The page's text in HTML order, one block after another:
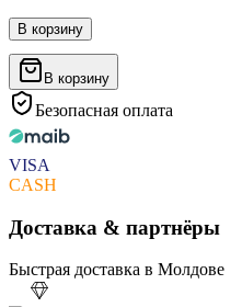
В корзину
В корзину
Безопасная оплата
VISA
CASH
Доставка & партнёры
Быстрая доставка в Молдове